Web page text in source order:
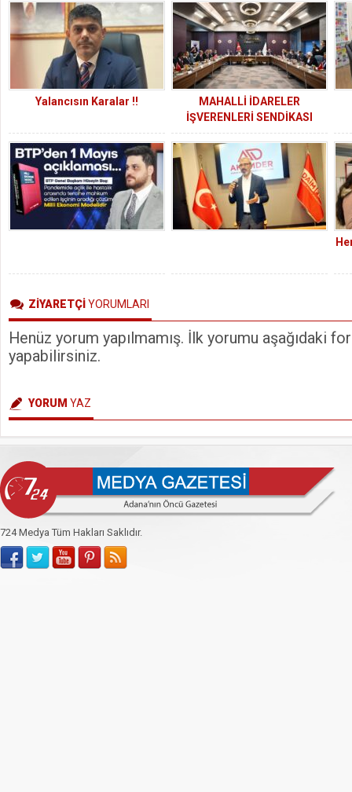
Yalancısın Karalar !!
MAHALLİ İDARELER
İŞVERENLERİ SENDİKASI
GENİŞLETİLMİŞ YÖNETİM
KURULU TOPLANTISI
ADANA’DA
GERÇEKLEŞTİRİLDİ
ZİYARETÇİYORUMLARI
Henüz yorum yapılmamış. İlk yorumu aşağıdaki
yapabilirsiniz.
YORUM YAZ
724 Medya Tüm Hakları Saklıdır.